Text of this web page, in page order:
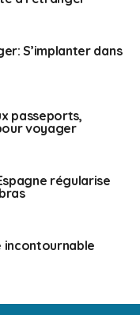
S’implanter dans
passeports,
voyager
régularise
incontournable